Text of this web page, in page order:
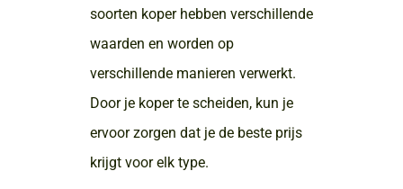
soorten koper hebben verschillende
waarden en worden op
verschillende manieren verwerkt.
Door je koper te scheiden, kun je
ervoor zorgen dat je de beste prijs
krijgt voor elk type.